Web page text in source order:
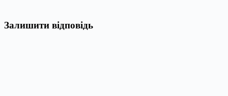
Залишити відповідь